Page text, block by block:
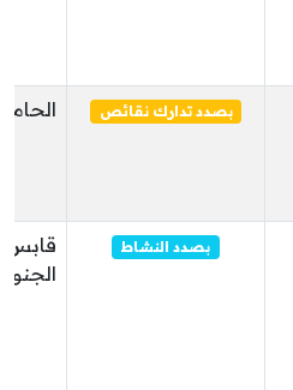
بصدد تدارك نقائص الحامة
بصدد النشاط
قابس